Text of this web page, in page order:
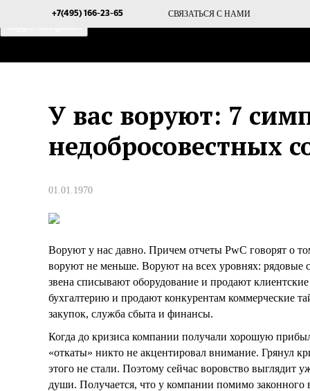
+7(495) 166-23-65 СВЯЗАТЬСЯ С НАМИ
У вас воруют: 7
недобросовестных
01.01.1970
Воруют у нас давно. Причем отчеты PwC говорят о
воруют не меньше. Воруют на всех уровнях: рядовые
звена списывают оборудование и продают
бухгалтерию и продают конкурентам коммерческие
закупок, служба сбыта и финансы.
Когда до кризиса компании получали хорошую
«откаты» никто не акцентировал внимание. Грянул
этого не стали. Поэтому сейчас воровство выглядит
души. Получается, что у компании помимо законного